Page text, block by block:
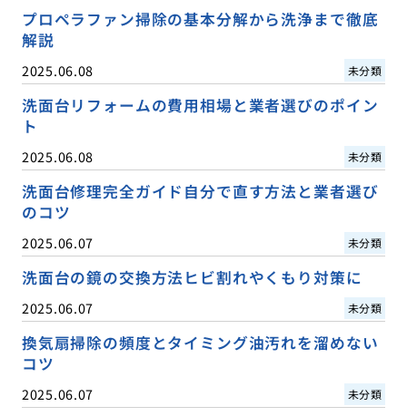
プロペラファン掃除の基本分解から洗浄まで徹底
解説
2025.06.08 未分類
洗面台リフォームの費用相場と業者選びのポイン
ト
2025.06.08 未分類
洗面台修理完全ガイド自分で直す方法と業者選び
のコツ
2025.06.07 未分類
洗面台の鏡の交換方法ヒビ割れやくもり対策に
2025.06.07 未分類
換気扇掃除の頻度とタイミング油汚れを溜めない
コツ
2025.06.07 未分類